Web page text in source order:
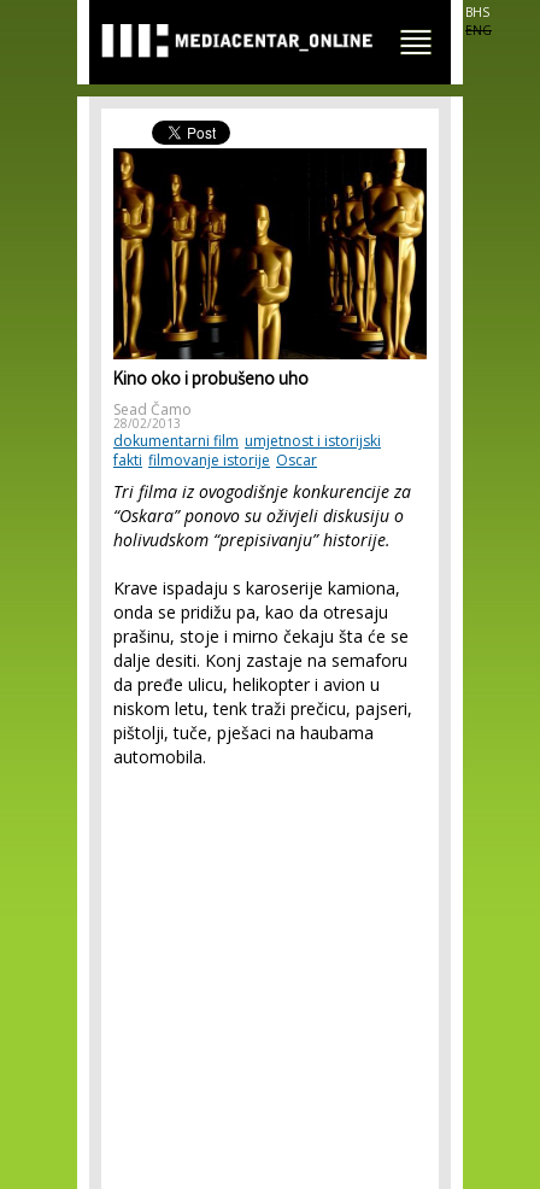
main
content
BHS
ENG
Kino oko i probušeno uho
Sead Čamo
28/02/2013
dokumentarni film umjetnost i istorijski
fakti filmovanje istorije Oscar
Tri filma iz ovogodišnje konkurencije za
“Oskara” ponovo su oživjeli diskusiju o
holivudskom “prepisivanju” historije.
Krave ispadaju s karoserije kamiona,
onda se pridižu pa, kao da otresaju
prašinu, stoje i mirno čekaju šta će se
dalje desiti. Konj zastaje na semaforu
da pređe ulicu, helikopter i avion u
niskom letu, tenk traži prečicu, pajseri,
pištolji, tuče, pješaci na haubama
automobila.